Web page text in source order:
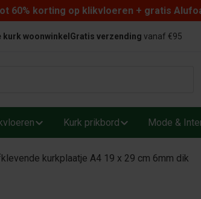
60% korting op klikvloeren + gratis
kurk woonwinkel Gratis verzending vanaf €95
Kurk prikbord Mode &
kurkplaatje A4 19 x 29 cm 6mm dik